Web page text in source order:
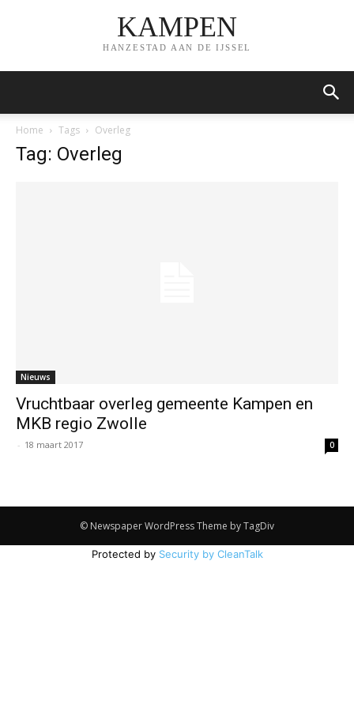
KAMPEN
HANZESTAD AAN DE IJSSEL
Home Tags Overleg
Tag: Overleg
Nieuws
Vruchtbaar overleg gemeente Kampen en
MKB regio Zwolle
- 18 maart 2017 0
© Newspaper WordPress Theme by TagDiv
Protected by Security by CleanTalk